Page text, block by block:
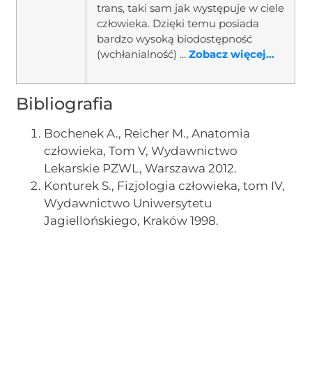
trans, taki sam jak występuje w ciele
człowieka. Dzięki temu posiada
bardzo wysoką biodostępność
(wchłanialność) ...Zobacz więcej...
Bibliografia
Bochenek A., Reicher M., Anatomia
człowieka, Tom V, Wydawnictwo
Lekarskie PZWL, Warszawa 2012.
Konturek S., Fizjologia człowieka, tom IV,
Wydawnictwo Uniwersytetu
Jagiellońskiego, Kraków 1998.